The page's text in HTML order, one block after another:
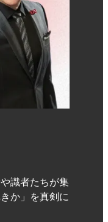
識者たちが集
か」を真剣に